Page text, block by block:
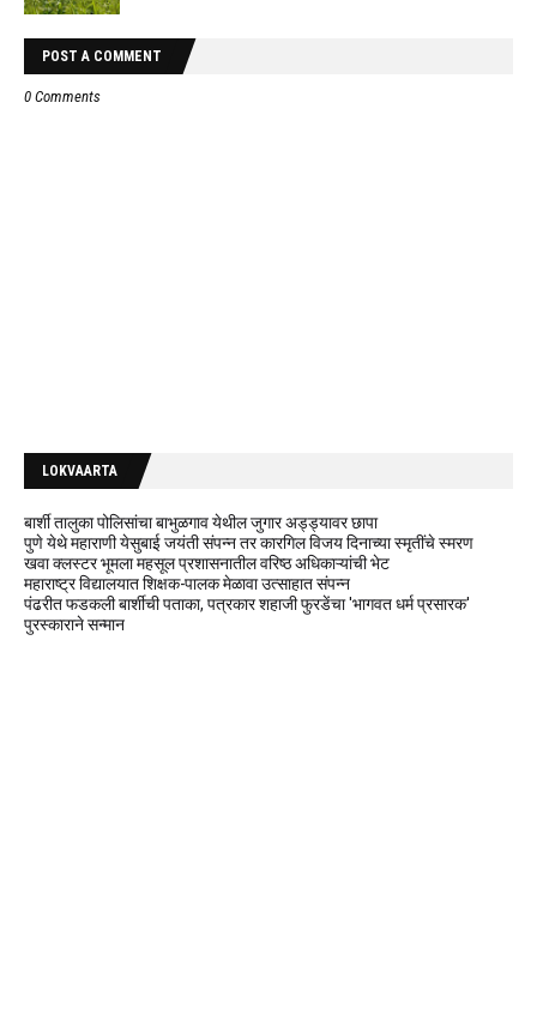
POST A COMMENT
0 Comments
LOKVAARTA
बार्शी तालुका पोलिसांचा बाभुळगाव येथील जुगार अड्ड्यावर छापा
पुणे येथे महाराणी येसुबाई जयंती संपन्न तर कारगिल विजय दिनाच्या स्मृतींचे स्मरण
खवा क्लस्टर भूमला महसूल प्रशासनातील वरिष्ठ अधिकाऱ्यांची भेट
महाराष्ट्र विद्यालयात शिक्षक-पालक मेळावा उत्साहात संपन्न
पंढरीत फडकली बार्शीची पताका, पत्रकार शहाजी फुरडेंचा 'भागवत धर्म प्रसारक'
पुरस्काराने सन्मान